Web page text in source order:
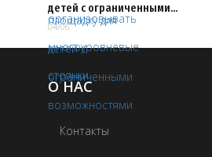
детей с ограниченными…
04/06
О НАС
Контакты